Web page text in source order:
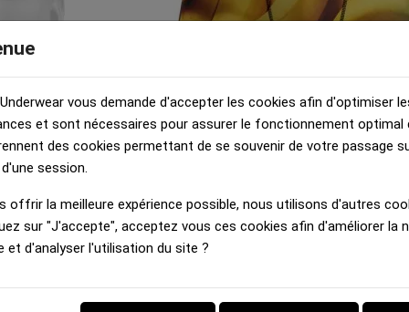
Blanc
40,00 €
vous demande d'accepter les cookies afin d'optimiser
et sont nécessaires pour assurer le fonctionnement optimal
des cookies permettant de se souvenir de votre passage
session.
offrir la meilleure expérience possible, nous utilisons d'autres
sur "J'accepte", acceptez vous ces cookies afin d'améliorer la
et d'analyser l'utilisation du site ?